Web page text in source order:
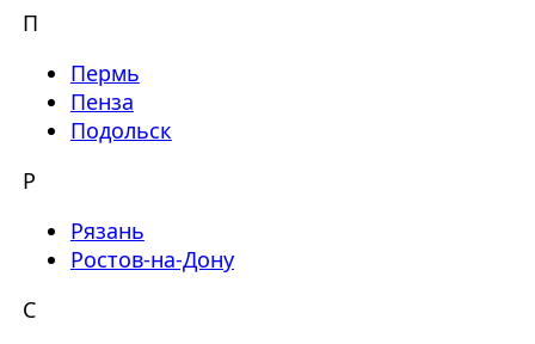
П
Пермь
Пенза
Подольск
Р
Рязань
Ростов-на-Дону
С